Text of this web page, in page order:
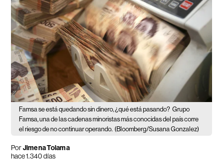
Famsa se está quedando sin dinero, ¿qué está pasando? Grupo
Famsa, una de las cadenas minoristas más conocidas del país corre
el riesgo de no continuar operando. (Bloomberg/Susana Gonzalez)
PorJimena Tolama
hace 1.340 días